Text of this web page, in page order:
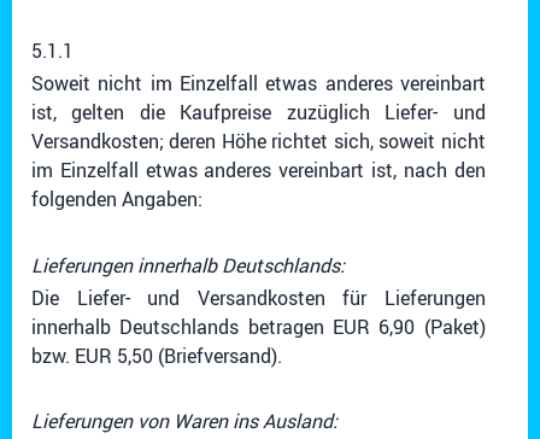
5.1.1
Soweit nicht im Einzelfall etwas anderes vereinbart
ist, gelten die Kaufpreise zuzüglich Liefer- und
Versandkosten; deren Höhe richtet sich, soweit nicht
im Einzelfall etwas anderes vereinbart ist, nach den
folgenden Angaben:
Lieferungen innerhalb Deutschlands:
Die Liefer- und Versandkosten für Lieferungen
innerhalb Deutschlands betragen EUR 6,90 (Paket)
bzw. EUR 5,50 (Briefversand).
Lieferungen von Waren ins Ausland: